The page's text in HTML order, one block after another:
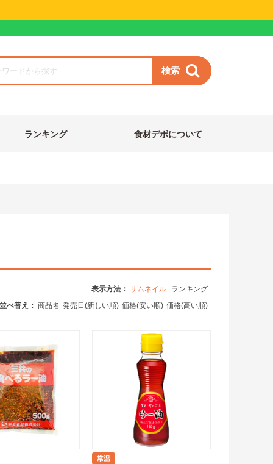
検索
ランキング 食材デポについて
表示方法： サムネイル
ランキング
並べ替え： 商品名 発売日(新しい順) 価格(安い順) 価格(高い順)